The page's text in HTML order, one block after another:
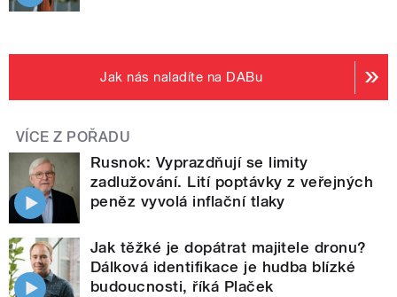
Jak nás naladíte na DABu
VÍCE Z POŘADU
Rusnok: Vyprazdňují se limity
zadlužování. Lití poptávky z veřejných
peněz vyvolá inflační tlaky
Jak těžké je dopátrat majitele dronu?
Dálková identifikace je hudba blízké
budoucnosti, říká Plaček